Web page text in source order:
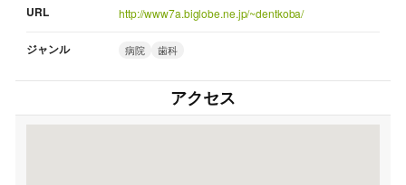
URL http://www7a.biglobe.ne.jp/~dentkoba/
ジャンル 病院 歯科
アクセス